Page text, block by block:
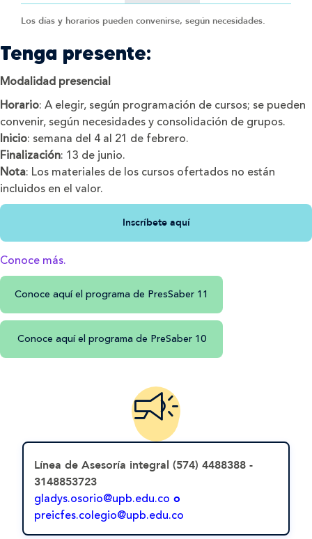
Los días y horarios pueden convenirse, según necesidades.
Tenga presente:
Modalidad presencial
Horario: A elegir, según programación de cursos; se pueden
convenir, según necesidades y consolidación de grupos.
Inicio: semana del 4 al 21 de febrero.
Finalización: 13 de junio.
Nota: Los materiales de los cursos ofertados no están
incluidos en el valor.
Inscríbete aquí
Conoce más.
Conoce aquí el programa de PresSaber 11
Conoce aquí el programa de PreSaber 10
Línea de Asesoría integral (574) 4488388 -
3148853723
gladys.osorio@upb.edu.co o
preicfes.colegio@upb.edu.co